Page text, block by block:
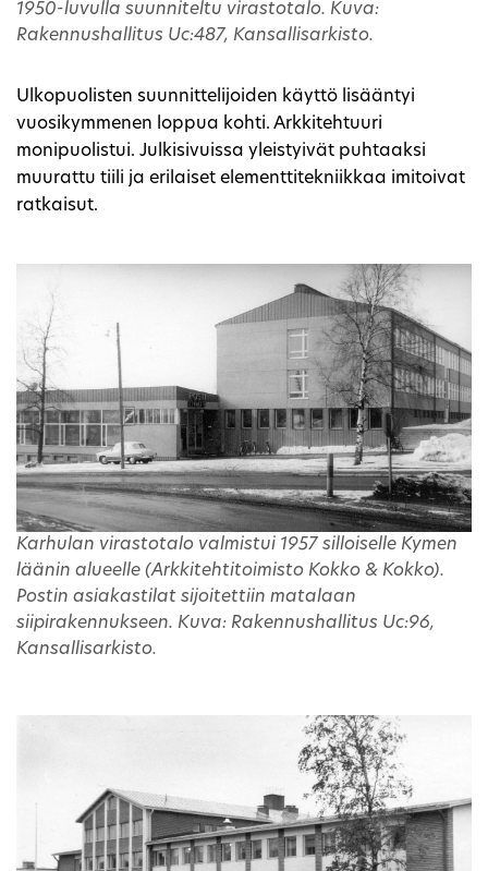
1950-luvulla suunniteltu virastotalo. Kuva:
Rakennushallitus Uc:487, Kansallisarkisto.
Ulkopuolisten suunnittelijoiden käyttö lisääntyi
vuosikymmenen loppua kohti. Arkkitehtuuri
monipuolistui. Julkisivuissa yleistyivät puhtaaksi
muurattu tiili ja erilaiset elementtitekniikkaa imitoivat
ratkaisut.
Karhulan virastotalo valmistui 1957 silloiselle Kymen
läänin alueelle (Arkkitehtitoimisto Kokko & Kokko).
Postin asiakastilat sijoitettiin matalaan
siipirakennukseen. Kuva: Rakennushallitus Uc:96,
Kansallisarkisto.